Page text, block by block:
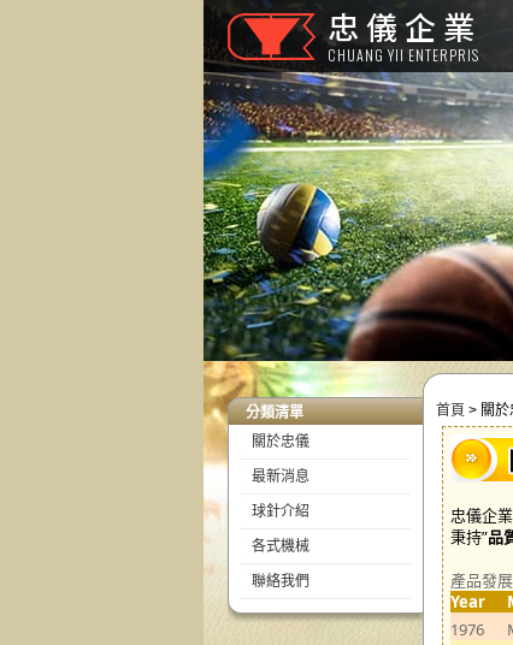
忠儀企業
CHUANG YII ENTERPRIS
分類清單
關於忠儀
最新消息
球針介紹
各式機械
聯絡我們
首頁 > 關
忠儀企
秉持”品
產品發
Year
1976